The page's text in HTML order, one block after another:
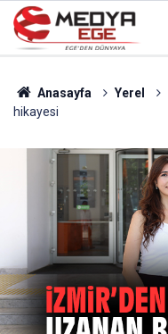
Anasayfa Yerel
hikayesi